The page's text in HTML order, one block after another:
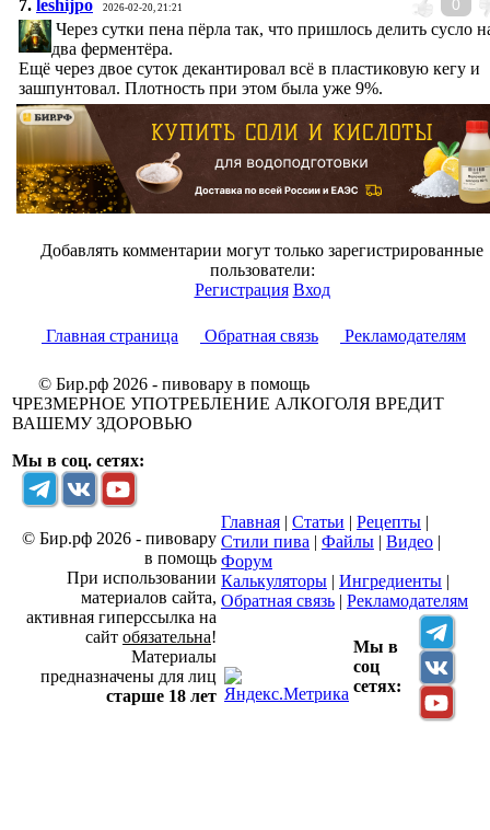
0
7. leshijpo 2026-02-20, 21:21
Через сутки пена пёрла так, что пришлось делить сусло
два ферментёра.
Ещё через двое суток декантировал всё в пластиковую кегу и
зашпунтовал. Плотность при этом была уже 9%.
Добавлять комментарии могут только зарегистрированные
пользователи:
Регистрация Вход
Главная страница Обратная связь Рекламодателям
© Бир.рф 2026 - пивовару в помощь
ЧРЕЗМЕРНОЕ УПОТРЕБЛЕНИЕ АЛКОГОЛЯ ВРЕДИТ
ВАШЕМУ ЗДОРОВЬЮ
Мы в соц. сетях:
© Бир.рф 2026 - пивовару
в помощь
При использовании
материалов сайта,
активная гиперссылка на
сайт обязательна!
Материалы
предназначены для лиц
старше 18 лет
Главная | Статьи | Рецепты |
Стили пива | Файлы | Видео |
Форум
Калькуляторы | Ингредиенты |
Обратная связь | Рекламодателям
Мы в
соц
сетях: